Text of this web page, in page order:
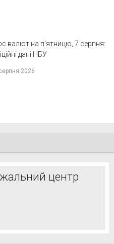
валют на п'ятницю, 7 серпня:
дані НБУ
2026
центр